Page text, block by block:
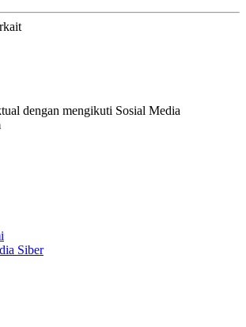
dengan mengikuti Sosial Media
Siber